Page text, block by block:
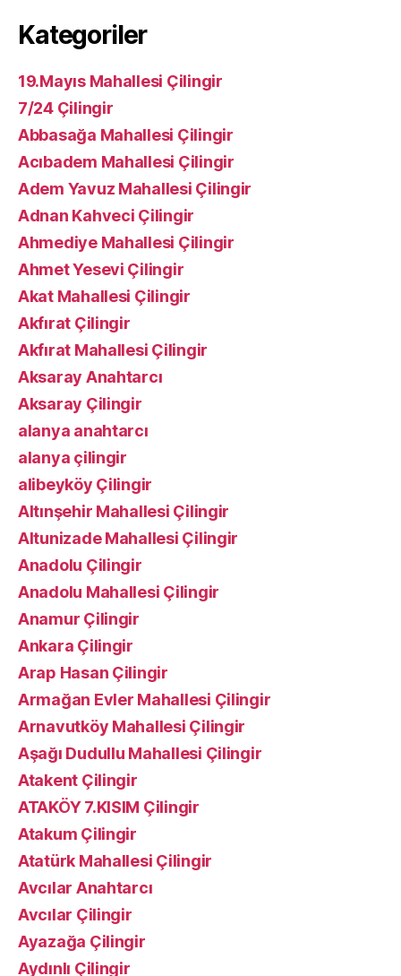
Kategoriler
19.Mayıs Mahallesi Çilingir
7/24 Çilingir
Abbasağa Mahallesi Çilingir
Acıbadem Mahallesi Çilingir
Adem Yavuz Mahallesi Çilingir
Adnan Kahveci Çilingir
Ahmediye Mahallesi Çilingir
Ahmet Yesevi Çilingir
Akat Mahallesi Çilingir
Akfırat Çilingir
Akfırat Mahallesi Çilingir
Aksaray Anahtarcı
Aksaray Çilingir
alanya anahtarcı
alanya çilingir
alibeyköy Çilingir
Altınşehir Mahallesi Çilingir
Altunizade Mahallesi Çilingir
Anadolu Çilingir
Anadolu Mahallesi Çilingir
Anamur Çilingir
Ankara Çilingir
Arap Hasan Çilingir
Armağan Evler Mahallesi Çilingir
Arnavutköy Mahallesi Çilingir
Aşağı Dudullu Mahallesi Çilingir
Atakent Çilingir
ATAKÖY 7.KISIM Çilingir
Atakum Çilingir
Atatürk Mahallesi Çilingir
Avcılar Anahtarcı
Avcılar Çilingir
Ayazağa Çilingir
Aydınlı Çilingir